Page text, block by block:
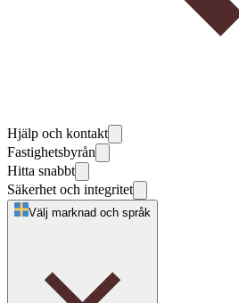
Hjälp och kontakt
Fastighetsbyrån
Hitta snabbt
Säkerhet och integritet
Välj marknad och språk